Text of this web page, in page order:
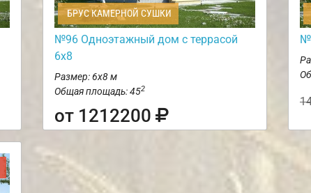
БРУС КАМЕРНОЙ СУШКИ
№96 Одноэтажный дом с террасой
6х8
Размер: 6х8 м
Общая площадь: 452
от 1212200